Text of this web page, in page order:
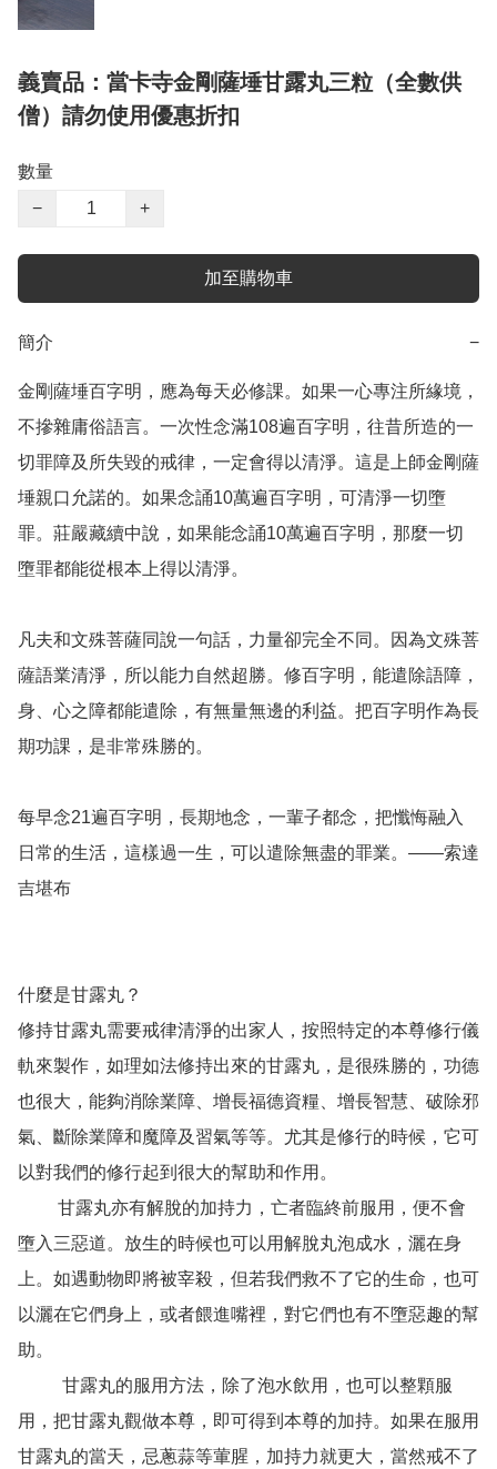
義賣品：當卡寺金剛薩埵甘露丸三粒（全數供
僧）請勿使用優惠折扣
數量
−
+
加至購物車
簡介 −
金剛薩埵百字明，應為每天必修課。如果一心專注所緣境，
不摻雜庸俗語言。一次性念滿108遍百字明，往昔所造的一
切罪障及所失毀的戒律，一定會得以清淨。這是上師金剛薩
埵親口允諾的。如果念誦10萬遍百字明，可清淨一切墮
罪。莊嚴藏續中說，如果能念誦10萬遍百字明，那麼一切
墮罪都能從根本上得以清淨。
凡夫和文殊菩薩同說一句話，力量卻完全不同。因為文殊菩
薩語業清淨，所以能力自然超勝。修百字明，能遣除語障，
身、心之障都能遣除，有無量無邊的利益。把百字明作為長
期功課，是非常殊勝的。
每早念21遍百字明，長期地念，一輩子都念，把懺悔融入
日常的生活，這樣過一生，可以遣除無盡的罪業。——索達
吉堪布
什麼是甘露丸？
修持甘露丸需要戒律清淨的出家人，按照特定的本尊修行儀
軌來製作，如理如法修持出來的甘露丸，是很殊勝的，功德
也很大，能夠消除業障、增長福德資糧、增長智慧、破除邪
氣、斷除業障和魔障及習氣等等。尤其是修行的時候，它可
以對我們的修行起到很大的幫助和作用。
墮入三惡道。放生的時候也可以用解脫丸泡成水，灑在身
上。如遇動物即將被宰殺，但若我們救不了它的生命，也可
以灑在它們身上，或者餵進嘴裡，對它們也有不墮惡趣的幫
助。
用，把甘露丸觀做本尊，即可得到本尊的加持。如果在服用
甘露丸的當天，忌蔥蒜等葷腥，加持力就更大，當然戒不了